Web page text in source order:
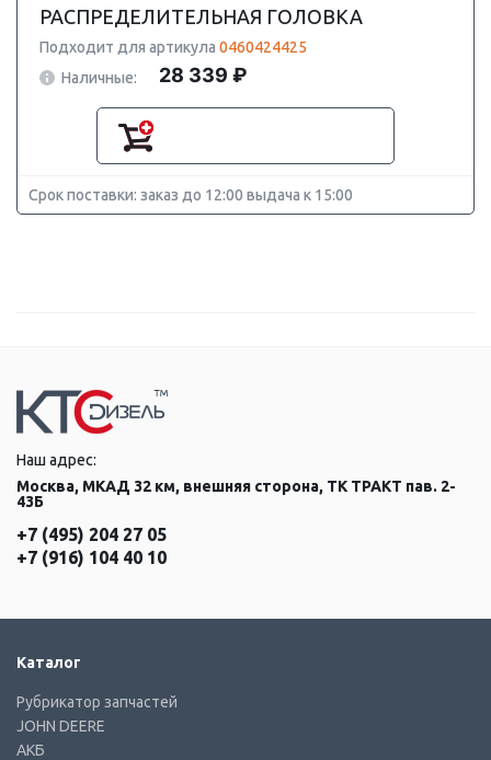
РАСПРЕДЕЛИТЕЛЬНАЯ ГОЛОВКА
Подходит для артикула 0460424425
Наличные:
28 339 ₽
Срок поставки: заказ до 12:00 выдача к 15:00
Наш адрес:
Москва, МКАД 32 км, внешняя сторона, ТК ТРАКТ пав. 2-
43Б
+7 (495) 204 27 05
+7 (916) 104 40 10
Каталог
Рубрикатор запчастей
JOHN DEERE
АКБ